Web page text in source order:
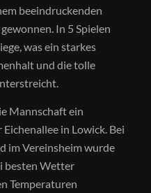
beeindruckenden
In 5 Spielen
was ein starkes
und die tolle
Mannschaft ein
in Lowick. Bei
im Vereinsheim wurde
besten Wetter
Temperaturen